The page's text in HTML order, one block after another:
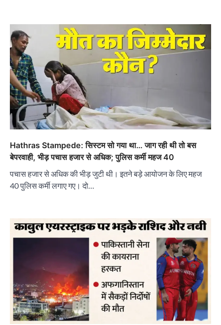
Hathras Stampede: सिस्टम सो गया था… जाग रही थी तो बस
बेपरवाही, भीड़ पचास हजार से अधिक; पुलिस कर्मी महज 40
पचास हजार से अधिक की भीड़ जुटी थी। इतने बड़े आयोजन के लिए महज
40 पुलिस कर्मी लगाए गए। दो…